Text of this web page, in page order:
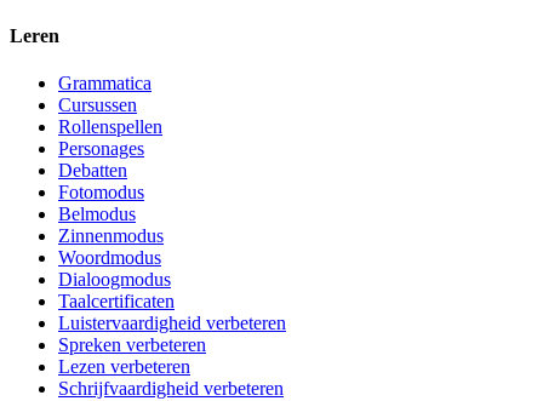
Leren
Grammatica
Cursussen
Rollenspellen
Personages
Debatten
Fotomodus
Belmodus
Zinnenmodus
Woordmodus
Dialoogmodus
Taalcertificaten
Luistervaardigheid verbeteren
Spreken verbeteren
Lezen verbeteren
Schrijfvaardigheid verbeteren